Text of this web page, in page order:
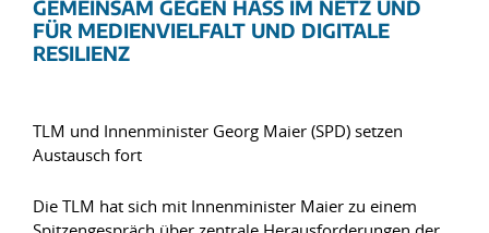
GEMEINSAM GEGEN HASS IM NETZ UND
FÜR MEDIENVIELFALT UND DIGITALE
RESILIENZ
TLM und Innenminister Georg Maier (SPD) setzen
Austausch fort
Die TLM hat sich mit Innenminister Maier zu einem